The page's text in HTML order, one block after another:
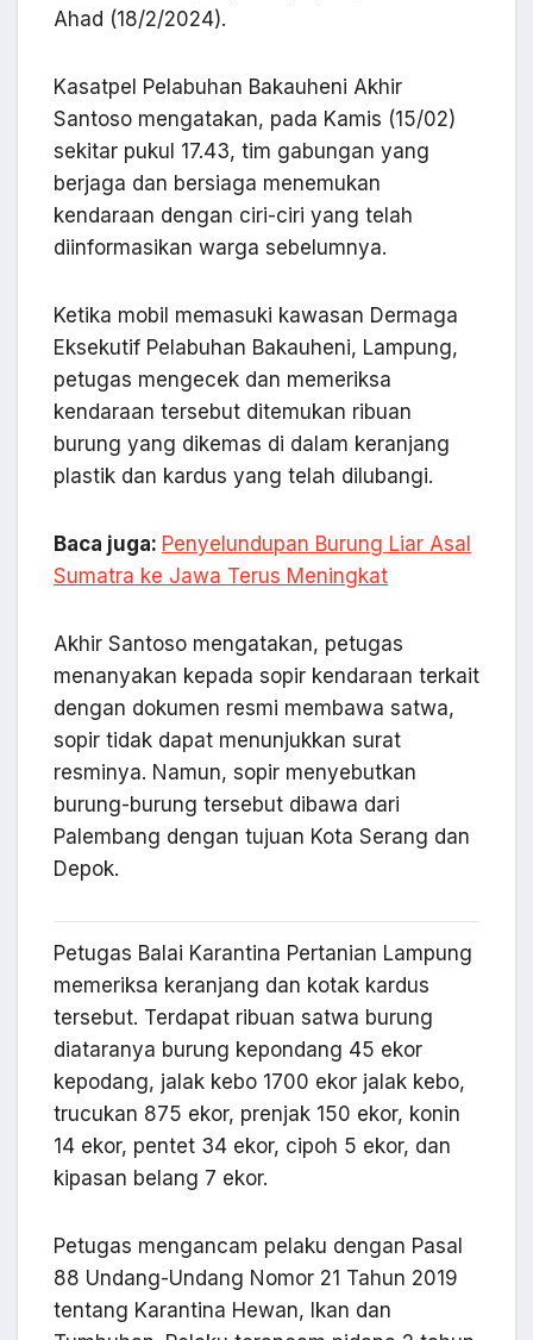
Ahad (18/2/2024).
Kasatpel Pelabuhan Bakauheni Akhir
Santoso mengatakan, pada Kamis (15/02)
sekitar pukul 17.43, tim gabungan yang
berjaga dan bersiaga menemukan
kendaraan dengan ciri-ciri yang telah
diinformasikan warga sebelumnya.
Ketika mobil memasuki kawasan Dermaga
Eksekutif Pelabuhan Bakauheni, Lampung,
petugas mengecek dan memeriksa
kendaraan tersebut ditemukan ribuan
burung yang dikemas di dalam keranjang
plastik dan kardus yang telah dilubangi.
Baca juga: Penyelundupan Burung Liar Asal
Sumatra ke Jawa Terus Meningkat
Akhir Santoso mengatakan, petugas
menanyakan kepada sopir kendaraan terkait
dengan dokumen resmi membawa satwa,
sopir tidak dapat menunjukkan surat
resminya. Namun, sopir menyebutkan
burung-burung tersebut dibawa dari
Palembang dengan tujuan Kota Serang dan
Depok.
Petugas Balai Karantina Pertanian Lampung
memeriksa keranjang dan kotak kardus
tersebut. Terdapat ribuan satwa burung
diataranya burung kepondang 45 ekor
kepodang, jalak kebo 1700 ekor jalak kebo,
trucukan 875 ekor, prenjak 150 ekor, konin
14 ekor, pentet 34 ekor, cipoh 5 ekor, dan
kipasan belang 7 ekor.
Petugas mengancam pelaku dengan Pasal
88 Undang-Undang Nomor 21 Tahun 2019
tentang Karantina Hewan, Ikan dan